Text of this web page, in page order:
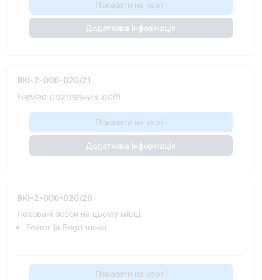
Показати на карті
Додаткова інформація
BKI-2-000-020/21
Немає похованих осіб
Показати на карті
Додаткова інформація
BKI-2-000-020/20
Поховані особи на цьому місці:
Fevronija Bogdanova
Показати на карті